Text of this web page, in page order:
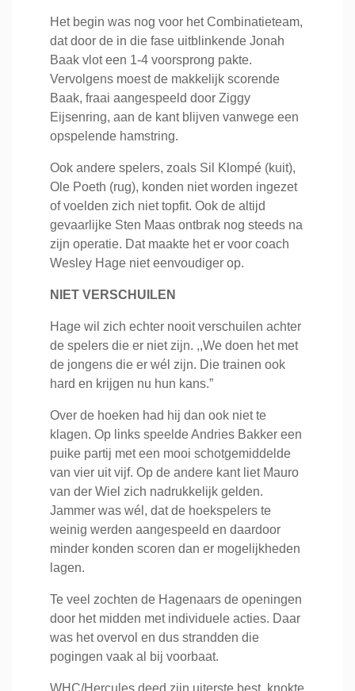
Het begin was nog voor het Combinatieteam,
dat door de in die fase uitblinkende Jonah
Baak vlot een 1-4 voorsprong pakte.
Vervolgens moest de makkelijk scorende
Baak, fraai aangespeeld door Ziggy
Eijsenring, aan de kant blijven vanwege een
opspelende hamstring.
Ook andere spelers, zoals Sil Klompé (kuit),
Ole Poeth (rug), konden niet worden ingezet
of voelden zich niet topfit. Ook de altijd
gevaarlijke Sten Maas ontbrak nog steeds na
zijn operatie. Dat maakte het er voor coach
Wesley Hage niet eenvoudiger op.
NIET VERSCHUILEN
Hage wil zich echter nooit verschuilen achter
de spelers die er niet zijn. ,,We doen het met
de jongens die er wél zijn. Die trainen ook
hard en krijgen nu hun kans.”
Over de hoeken had hij dan ook niet te
klagen. Op links speelde Andries Bakker een
puike partij met een mooi schotgemiddelde
van vier uit vijf. Op de andere kant liet Mauro
van der Wiel zich nadrukkelijk gelden.
Jammer was wél, dat de hoekspelers te
weinig werden aangespeeld en daardoor
minder konden scoren dan er mogelijkheden
lagen.
Te veel zochten de Hagenaars de openingen
door het midden met individuele acties. Daar
was het overvol en dus strandden die
pogingen vaak al bij voorbaat.
WHC/Hercules deed zijn uiterste best, knokte